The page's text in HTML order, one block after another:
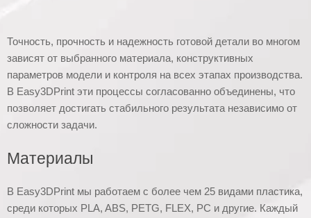
Точность, прочность и надежность готовой детали во многом
зависят от выбранного материала, конструктивных
параметров модели и контроля на всех этапах производства.
В Easy3DPrint эти процессы согласованно объединены, что
позволяет достигать стабильного результата независимо от
сложности задачи.
Материалы
В Easy3DPrint мы работаем с более чем 25 видами пластика,
среди которых PLA, ABS, PETG, FLEX, PC и другие. Каждый